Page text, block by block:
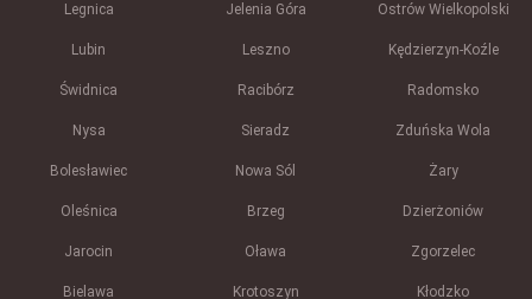
Legnica Jelenia Góra Ostrów Wielkopolski
Lubin Leszno Kędzierzyn-Koźle
Świdnica Racibórz Radomsko
Nysa Sieradz Zduńska Wola
Bolesławiec Nowa Sól Żary
Oleśnica Brzeg Dzierżoniów
Jarocin Oława Zgorzelec
Bielawa Krotoszyn Kłodzko